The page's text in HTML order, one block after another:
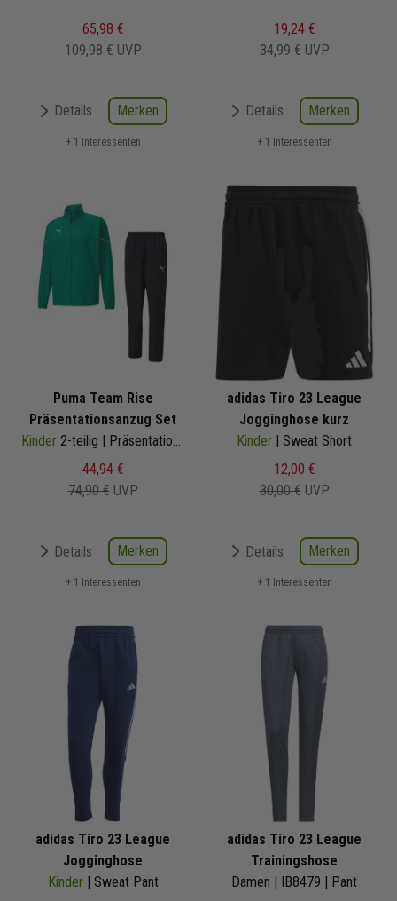
65,98 €
109,98 € UVP
Details Merken
+ 1 Interessenten
19,24 €
34,99 € UVP
Details Merken
+ 1 Interessenten
Puma Team Rise
Präsentationsanzug Set
Kinder 2-teilig | Präsentationsjacke Präsentationshose
44,94 €
74,90 € UVP
Details Merken
+ 1 Interessenten
adidas Tiro 23 League
Jogginghose kurz
Kinder | Sweat Short
12,00 €
30,00 € UVP
Details Merken
+ 1 Interessenten
adidas Tiro 23 League
Jogginghose
Kinder | Sweat Pant
adidas Tiro 23 League
Trainingshose
Damen | IB8479 | Pant